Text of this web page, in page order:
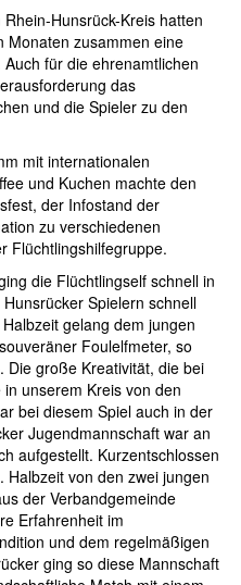
Hunsrück-Kreis hatten
Monaten zusammen eine
für die ehrenamtlichen
das
und die Spieler zu den
mit internationalen
und Kuchen machte den
der Infostand der
zu verschiedenen
Flüchtlingshilfegruppe.
die Flüchtlingself schnell in
Spielern schnell
gelang dem jungen
Foulelfmeter, so
Die große Kreativität, die bei
unserem Kreis von den
bei diesem Spiel auch in der
Jugendmannschaft war an
aufgestellt. Kurzentschlossen
von den zwei jungen
der Verbandgemeinde
Erfahrenheit im
und dem regelmäßigen
ging so diese Mannschaft